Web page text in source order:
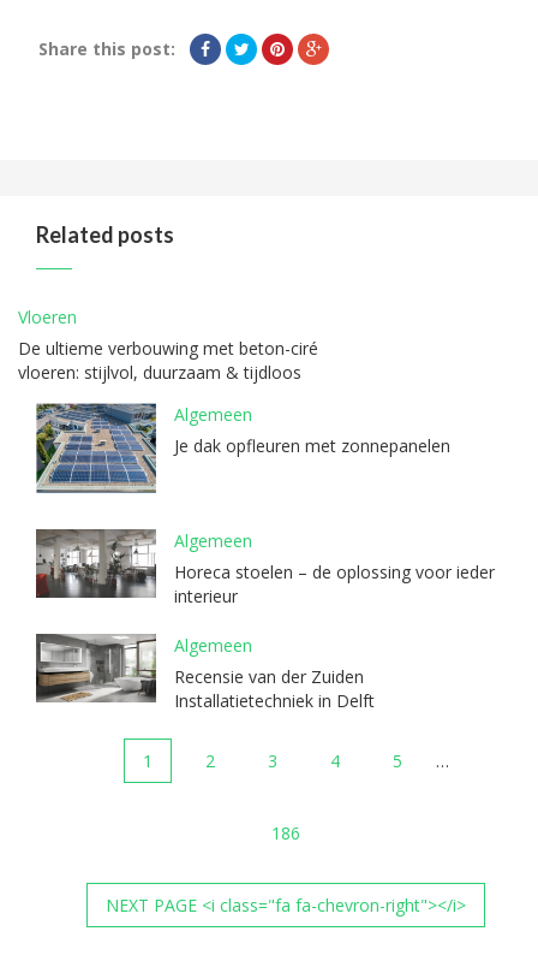
Share this post:
Related posts
Vloeren
De ultieme verbouwing met beton-ciré
vloeren: stijlvol, duurzaam & tijdloos
Algemeen
Je dak opfleuren met zonnepanelen
Algemeen
Horeca stoelen – de oplossing voor ieder
interieur
Algemeen
Recensie van der Zuiden
Installatietechniek in Delft
1 2 3 4 5 …
186
NEXT PAGE <i class="fa fa-chevron-right"></i>